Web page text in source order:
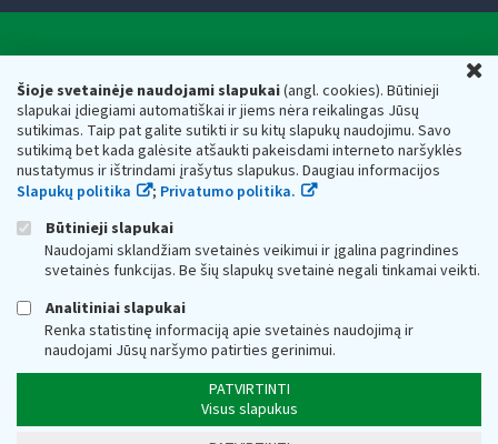
Šioje svetainėje naudojami slapukai(angl. cookies). Būtinieji
slapukai įdiegiami automatiškai ir jiems nėra reikalingas Jūsų
sutikimas. Taip pat galite sutikti ir su kitų slapukų naudojimu. Savo
sutikimą bet kada galėsite atšaukti pakeisdami interneto naršyklės
nustatymus ir ištrindami įrašytus slapukus. Daugiau informacijos
Slapukų politika
; Privatumo politika.
Būtinieji slapukai
Naudojami sklandžiam svetainės veikimui ir įgalina pagrindines
svetainės funkcijas. Be šių slapukų svetainė negali tinkamai veikti.
Analitiniai slapukai
Renka statistinę informaciją apie svetainės naudojimą ir
naudojami Jūsų naršymo patirties gerinimui.
PATVIRTINTI
Visus slapukus
Respublikos finansų ministerijos
Biudžetinė įstaiga. Juridinio asmens kodas — 188659752,
adresas: Vasario 16-osios g. 14, 01107 Vilnius, Lietuva, el.paštas:
vmi@vmi.lt, E. pristatymo dėžutės adresas 188659752
Duomenys apie Valstybinę mokesčių inspekciją prie Lietuvos
Respublikos finansų ministerijos kaupiami ir saugomi Juridinių